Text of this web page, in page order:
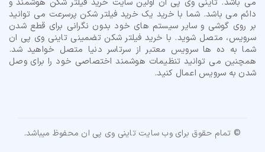
دائم می باشد. شما با خرید یک خرید فیلتر شکن پرسرعت می توانید
بر روی گوشی و سایر سیستم های خود بدون نگرانی برای قطع شدن
سرویس، متصل شوید. با خرید فیلتر شکن تضمینی تاینی وی پی ان
شما به ده ها سرویس معتبر از سرتاسر دنیا متصل خواهید شد.
همچنین می توانید تنظیمات هوشمند اختصاصی خود را برای وصل
شدن به سرویس اعمال کنید.
© تمام حقوق برای وب سایت تاینی وی پی ان محفوظ میباشد.